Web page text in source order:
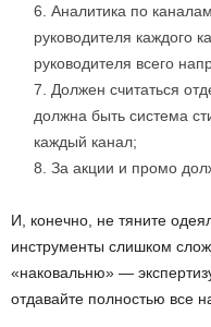
Аналитика по
руководителя каждого
руководителя всего
Должен считаться
должна быть система
каждый канал;
За акции и промо
И, конечно, не тяните
инструменты слишком
«наковальню» —
отдавайте полностью все